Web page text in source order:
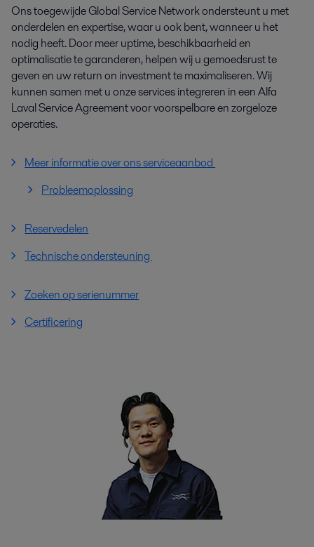
Ons toegewijde Global Service Network ondersteunt u met
onderdelen en expertise, waar u ook bent, wanneer u het
nodig heeft. Door meer uptime, beschikbaarheid en
optimalisatie te garanderen, helpen wij u gemoedsrust te
geven en uw return on investment te maximaliseren. Wij
kunnen samen met u onze services integreren in een Alfa
Laval Service Agreement voor voorspelbare en zorgeloze
operaties.
Meer informatie over ons serviceaanbod
Probleemoplossing
Reservedelen
Technische ondersteuning
Zoeken op serienummer
Certificering